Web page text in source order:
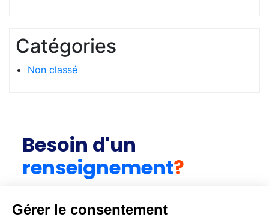
Catégories
Non classé
Besoin d'un
renseignement?
CONTACTEZ-NOUS